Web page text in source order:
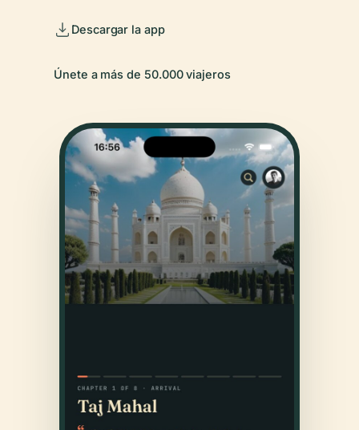
Descargar la app
Únete a más de 50.000 viajeros